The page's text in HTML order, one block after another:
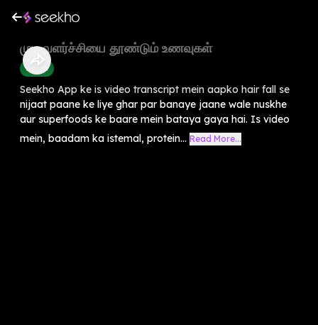
முடி வளர்ச்சியை தூண்டும் உணவுகள்
Health
Seekho App ke is video transcript mein aapko hair fall se
nijaat paane ke liye ghar par banaye jaane wale nuskhe
aur superfoods ke baare mein bataya gaya hai. Is video
mein, baadam ka istemal, protein... Read More...